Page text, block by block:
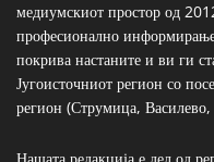
медиумскиот простор од
професионално
покрива настаните и ви ги
Југоисточниот регион со
регион (Струмица,